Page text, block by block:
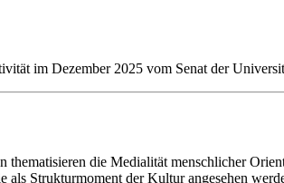
im Dezember 2025 vom Senat der
die Medialität menschlicher
als Strukturmoment der Kultur angesehen